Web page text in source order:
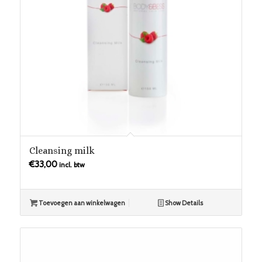
Cleansing milk
€33,00 incl. btw
Toevoegen aan winkelwagen Show Details